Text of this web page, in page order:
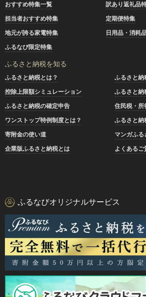
おすすめ特集一覧
訳あり返礼品
担当者おすすめ特集
定期便特集
地元が誇る家電特集
日用品・消耗
ふるなび限定特集
ふるさと納税を知る
ふるさと納税とは？
ふるさと納
控除上限額シミュレーション
ふるさと納
ふるさと納税の確定申告
住民税・所
ワンストップ特例制度とは？
ふるさと納
寄附金の使い道
マンガふる
企業版ふるさと納税とは
よくあるご
ふるなびオリジナルサービス